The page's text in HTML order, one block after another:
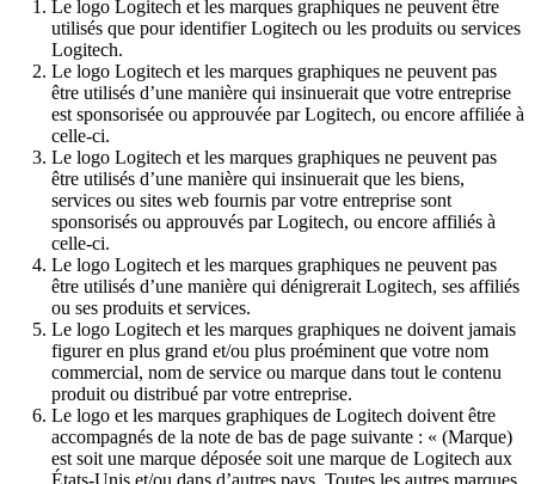
Le logo Logitech et les marques graphiques ne peuvent être
utilisés que pour identifier Logitech ou les produits ou services
Logitech.
Le logo Logitech et les marques graphiques ne peuvent pas
être utilisés d’une manière qui insinuerait que votre entreprise
est sponsorisée ou approuvée par Logitech, ou encore affiliée à
celle-ci.
Le logo Logitech et les marques graphiques ne peuvent pas
être utilisés d’une manière qui insinuerait que les biens,
services ou sites web fournis par votre entreprise sont
sponsorisés ou approuvés par Logitech, ou encore affiliés à
celle-ci.
Le logo Logitech et les marques graphiques ne peuvent pas
être utilisés d’une manière qui dénigrerait Logitech, ses affiliés
ou ses produits et services.
Le logo Logitech et les marques graphiques ne doivent jamais
figurer en plus grand et/ou plus proéminent que votre nom
commercial, nom de service ou marque dans tout le contenu
produit ou distribué par votre entreprise.
Le logo et les marques graphiques de Logitech doivent être
accompagnés de la note de bas de page suivante : « (Marque)
est soit une marque déposée soit une marque de Logitech aux